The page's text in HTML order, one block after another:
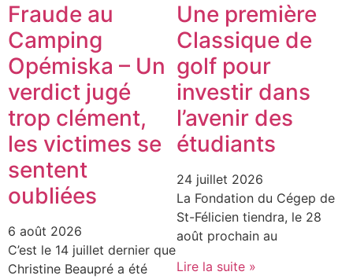
Fraude au
Camping
Opémiska – Un
verdict jugé
trop clément,
les victimes se
sentent
oubliées
6 août 2026
C’est le 14 juillet dernier que
Christine Beaupré a été
Une première
Classique de
golf pour
investir dans
l’avenir des
étudiants
24 juillet 2026
La Fondation du Cégep de
St-Félicien tiendra, le 28
août prochain au
Lire la suite »